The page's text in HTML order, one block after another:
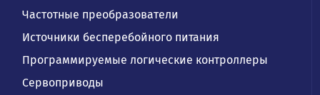
Частотные преобразователи
Источники бесперебойного питания
Программируемые логические контроллеры
Сервоприводы